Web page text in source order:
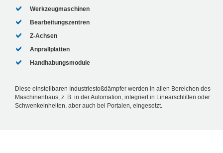
Werkzeugmaschinen
Bearbeitungszentren
Z-Achsen
Anprallplatten
Handhabungsmodule
Diese einstellbaren Industriestoßdämpfer werden in allen Bereichen des
Maschinenbaus, z. B. in der Automation, integriert in Linearschlitten oder
Schwenkeinheiten, aber auch bei Portalen, eingesetzt.